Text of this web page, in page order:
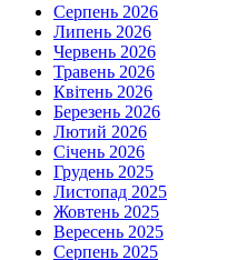
Серпень 2026
Липень 2026
Червень 2026
Травень 2026
Квітень 2026
Березень 2026
Лютий 2026
Січень 2026
Грудень 2025
Листопад 2025
Жовтень 2025
Вересень 2025
Серпень 2025